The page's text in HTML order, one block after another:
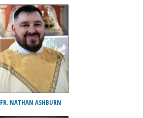
FR. NATHAN ASHBURN